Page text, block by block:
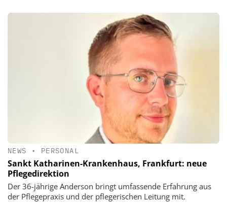
NEWS • PERSONAL
Sankt Katharinen-Krankenhaus, Frankfurt: neue
Pflegedirektion
Der 36-jährige Anderson bringt umfassende Erfahrung aus
der Pflegepraxis und der pflegerischen Leitung mit.